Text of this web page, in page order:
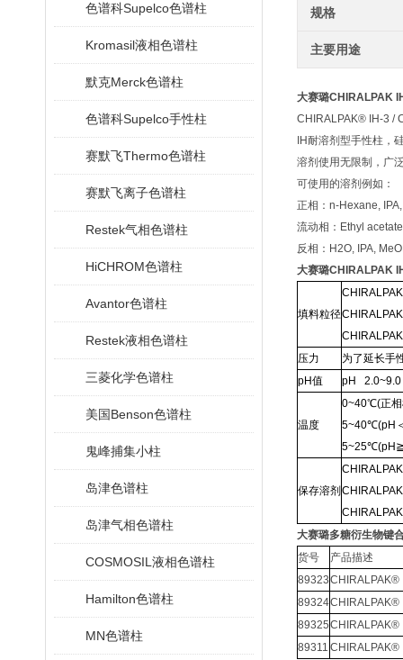
色谱科Supelco色谱柱
Kromasil液相色谱柱
默克Merck色谱柱
色谱科Supelco手性柱
赛默飞Thermo色谱柱
赛默飞离子色谱柱
Restek气相色谱柱
HiCHROM色谱柱
Avantor色谱柱
Restek液相色谱柱
三菱化学色谱柱
美国Benson色谱柱
鬼峰捕集小柱
岛津色谱柱
岛津气相色谱柱
COSMOSIL液相色谱柱
Hamilton色谱柱
MN色谱柱
规格
主要用途
大赛璐CHIRALPAK
CHIRALPAK® IH-3 /
IH耐溶剂型手性柱，
溶剂使用无限制，广
可使用的溶剂例如：
正相： n-Hexane,
流动相： Ethyl
反相： H2O, IPA,
大赛璐CHIRALPAK
填料粒径
压力
为了延长手
pH值 pH 2.0~9.0
温度
0~40℃(正
5~40℃(pH
5~25℃(pH
保存溶剂
大赛璐多糖衍生物键
货号
产品描述
89323CHIRALPAK®
89324CHIRALPAK®
89325CHIRALPAK®
89311 CHIRALPAK®